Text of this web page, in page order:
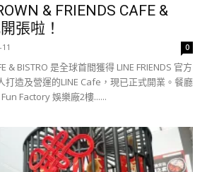
& FRIENDS CAFE &
張啦！
0
& BISTRO 是全球首間獲得 LINE FRIENDS 官方
打造及營運的LINE Cafe，現已正式開業。餐廳
Factory 娛樂廠2樓......